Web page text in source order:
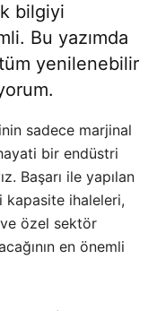
bilgiyi
Bu yazımda
yenilenebilir
sadece marjinal
bir endüstri
Başarı ile yapılan
kapasite ihaleleri,
özel sektör
en önemli